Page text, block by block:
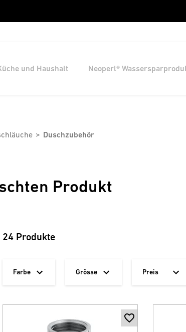
und Haushalt Neoperl®
Duschzubehör
Produkt
24 Produkte
Farbe Grösse Preis